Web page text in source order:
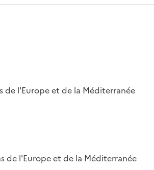
de l'Europe et de la Méditerranée
de l'Europe et de la Méditerranée